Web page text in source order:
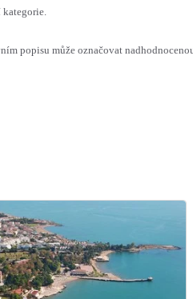
popisu může označovat